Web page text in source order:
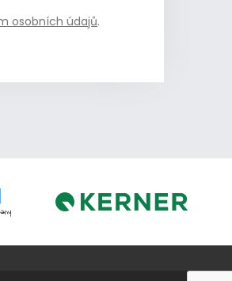
osobních údajů.
Kerner